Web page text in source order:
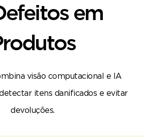
em
visão computacional e IA
itens danificados e evitar
devoluções.